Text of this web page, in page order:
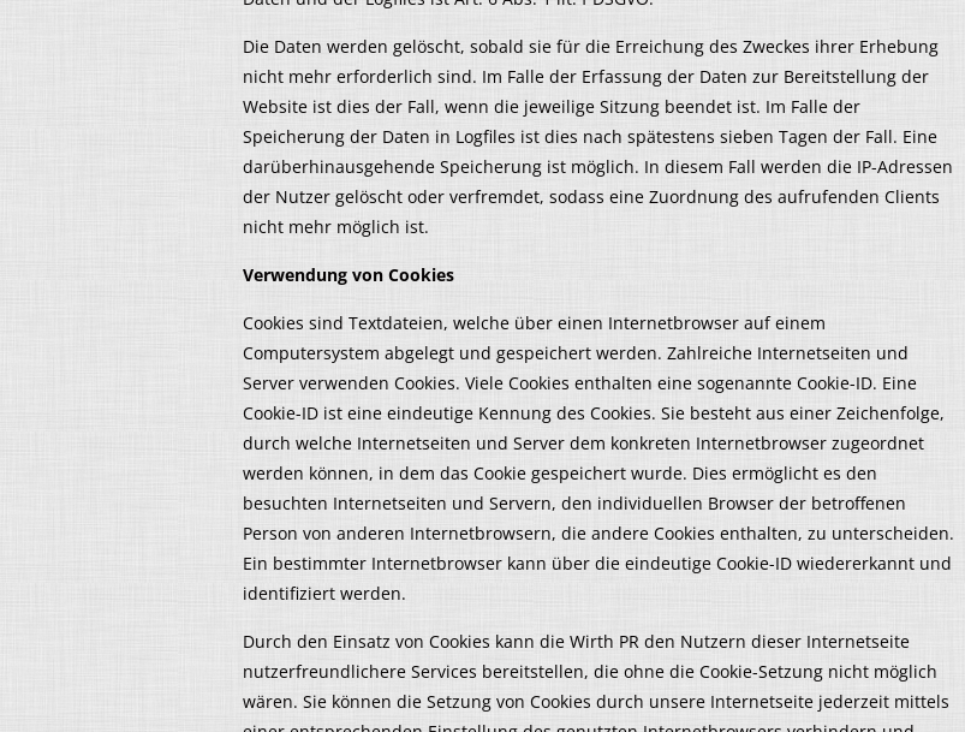
Die Daten werden gelöscht, sobald sie für die Erreichung des Zweckes ihrer Erhebung
nicht mehr erforderlich sind. Im Falle der Erfassung der Daten zur Bereitstellung der
Website ist dies der Fall, wenn die jeweilige Sitzung beendet ist. Im Falle der
Speicherung der Daten in Logfiles ist dies nach spätestens sieben Tagen der Fall. Eine
darüberhinausgehende Speicherung ist möglich. In diesem Fall werden die IP-Adressen
der Nutzer gelöscht oder verfremdet, sodass eine Zuordnung des aufrufenden Clients
nicht mehr möglich ist.
Verwendung von Cookies
Cookies sind Textdateien, welche über einen Internetbrowser auf einem
Computersystem abgelegt und gespeichert werden. Zahlreiche Internetseiten und
Server verwenden Cookies. Viele Cookies enthalten eine sogenannte Cookie-ID. Eine
Cookie-ID ist eine eindeutige Kennung des Cookies. Sie besteht aus einer Zeichenfolge,
durch welche Internetseiten und Server dem konkreten Internetbrowser zugeordnet
werden können, in dem das Cookie gespeichert wurde. Dies ermöglicht es den
besuchten Internetseiten und Servern, den individuellen Browser der betroffenen
Person von anderen Internetbrowsern, die andere Cookies enthalten, zu unterscheiden.
Ein bestimmter Internetbrowser kann über die eindeutige Cookie-ID wiedererkannt und
identifiziert werden.
Durch den Einsatz von Cookies kann die Wirth PR den Nutzern dieser Internetseite
nutzerfreundlichere Services bereitstellen, die ohne die Cookie-Setzung nicht möglich
wären. Sie können die Setzung von Cookies durch unsere Internetseite jederzeit mittels